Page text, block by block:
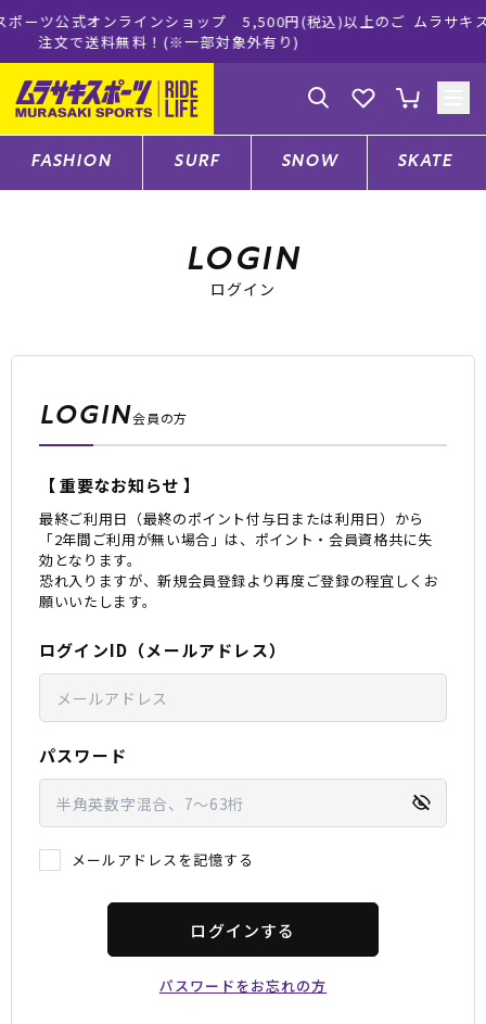
ョップ 5,500円(税込)以上のご
一部対象外有り)
ムラサキスポーツ公式オンライ
ゲスト様
ログイン 会員登録
スノーTOP
スケートTOP
CONTENTS
特集一覧
RIDE LIFE MAGAZINE一
スタッフスナップ
店頭受取サービス
お問い合わせ
ニュース
FASHION SURF SNOW SKATE
LOGIN
ログイン
LOGIN会員の方
【 重要なお知らせ 】
最終ご利用日（最終のポイント付与日または利用日）から
「2年間ご利用が無い場合」は、ポイント・会員資格共に失
効となります。
恐れ入りますが、新規会員登録より再度ご登録の程宜しくお
願いいたします。
ログインID（メールアドレス）
パスワード
メールアドレスを記憶する
ログインする
パスワードをお忘れの方